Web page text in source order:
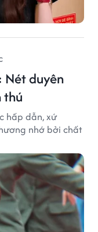
Nét duyên
thú
hấp dẫn, xứ
nhớ bởi chất